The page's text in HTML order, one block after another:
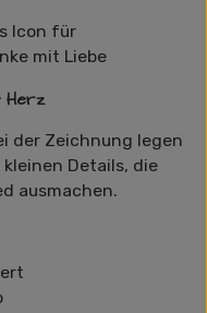
Herz
der Zeichnung legen
Details, die
ausmachen.